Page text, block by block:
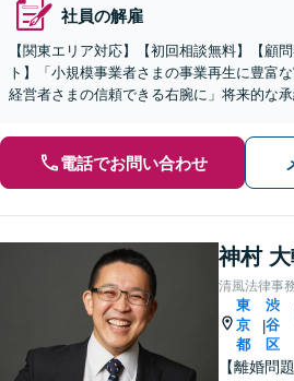
社員の解雇
【関東エリア対応】【初回相談無料】【顧
ト】「小規模事業者さまの事業再生に豊富
経営者さまの信頼できる右腕に」将来的な
電話でお問い合わせ
神村
清風法律事
東
京
都
|
渋
谷
区
【離婚問